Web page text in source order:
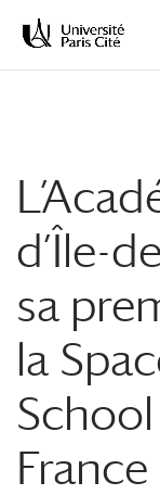
d’Île-
sa
la
France